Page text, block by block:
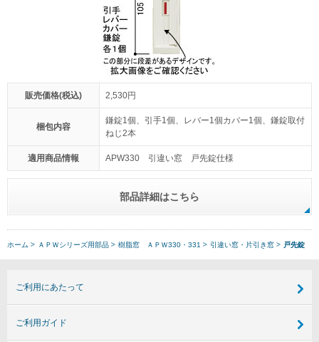
販売価格(税込) 2,530円
梱包内容
鎌錠1個、引手1個、レバー1個カバー1個、鎌錠取付
ねじ2本
適用商品情報 APW330 引違い窓 戸先錠仕様
部品詳細はこちら
ホーム ＡＰＷシリーズ用部品 樹脂窓 ＡＰＷ330・331 引違い窓・片引き窓 戸先錠
ご利用にあたって
ご利用ガイド